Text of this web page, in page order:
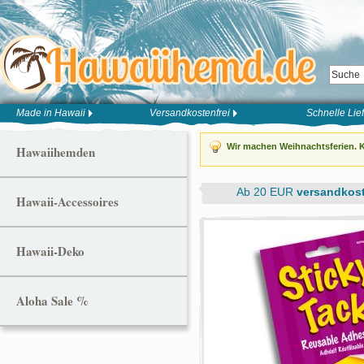
Made in Hawaii Versandkostenfrei Schnelle
Wir machen Weihnachtsferien.
Ab 20 EUR
Hawaiihemden
Hawaii-Accessoires
Hawaii-Deko
Aloha Sale %